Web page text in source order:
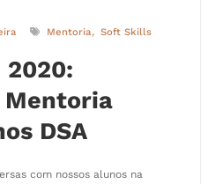
Mentoria Soft Skills
2020:
Mentoria
DSA
com nossos alunos na